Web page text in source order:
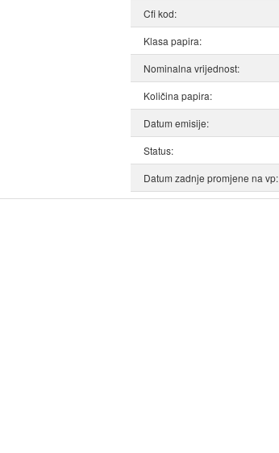
Cfi kod:
Klasa papira:
Nominalna vrijednost:
Količina papira:
Datum emisije:
Status:
Datum zadnje promjene na vp: